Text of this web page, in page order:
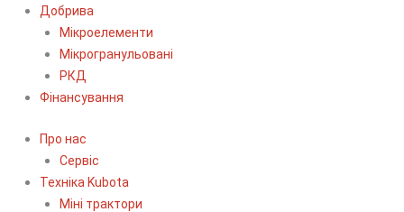
Добрива
Мікроелементи
Мікрогранульовані
РКД
Фінансування
Про нас
Сервіс
Технiка Kubota
Міні трактори